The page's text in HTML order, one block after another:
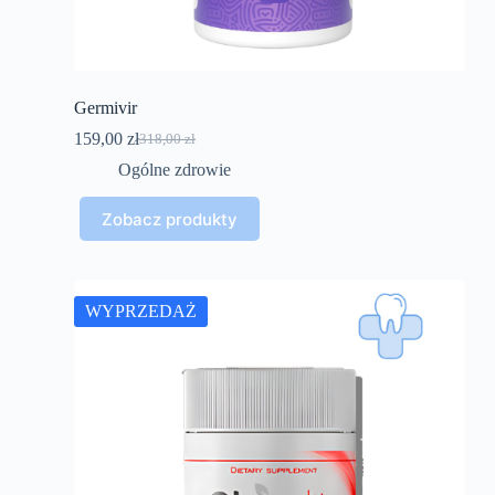
Germivir
318,00zł
Pierwotna
cena
159,00 złAktualna
cena
Ogólne zdrowie
Zobacz produkty
WYPRZEDAŻ